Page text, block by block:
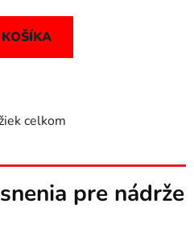
O
l
d
celkom
pre nádrže